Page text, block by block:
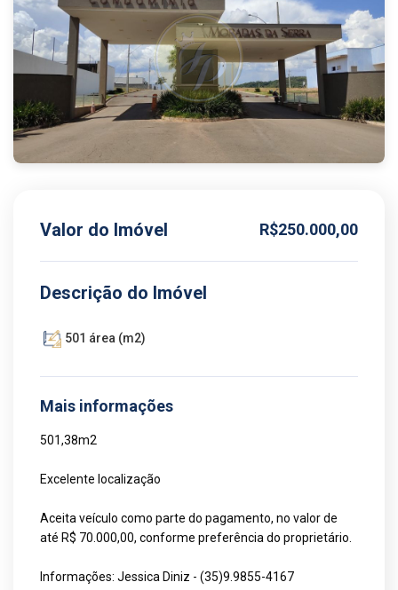
Valor do Imóvel R$250.000,00
Descrição do Imóvel
501 área (m2)
Mais informações
501,38m2
Excelente localização
Aceita veículo como parte do pagamento, no valor de
até R$ 70.000,00, conforme preferência do proprietário.
Informações: Jessica Diniz - (35)9.9855-4167